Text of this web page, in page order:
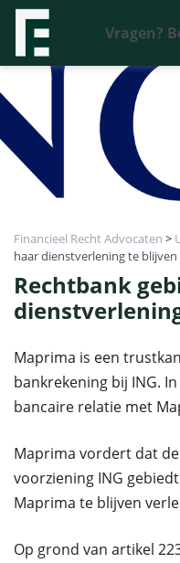
Vragen?
Financieel Recht Advocaten >
haar dienstverlening te blijven
Rechtbank
Maprima is een
bankrekening bij ING.
bancaire relatie met
Maprima vordert dat
voorziening ING
Maprima te blijven
Op grond van artikel